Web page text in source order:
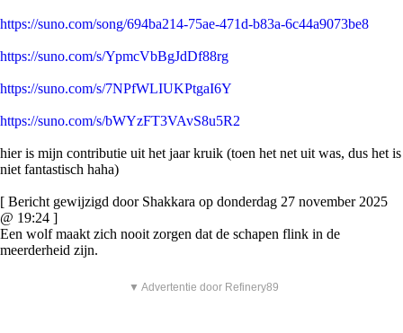
https://suno.com/song/694ba214-75ae-471d-b83a-6c44a9073be8
https://suno.com/s/YpmcVbBgJdDf88rg
https://suno.com/s/7NPfWLIUKPtgaI6Y
https://suno.com/s/bWYzFT3VAvS8u5R2
hier is mijn contributie uit het jaar kruik (toen het net uit was, dus het is
niet fantastisch haha)
[ Bericht gewijzigd door Shakkara op donderdag 27 november 2025
@ 19:24 ]
Een wolf maakt zich nooit zorgen dat de schapen flink in de
meerderheid zijn.
▼ Advertentie door Refinery89